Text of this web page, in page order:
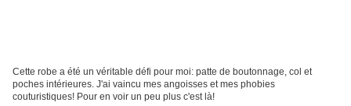
Cette robe a été un véritable défi pour moi: patte de boutonnage, col et
poches intérieures. J'ai vaincu mes angoisses et mes phobies
couturistiques! Pour en voir un peu plus c'est là!